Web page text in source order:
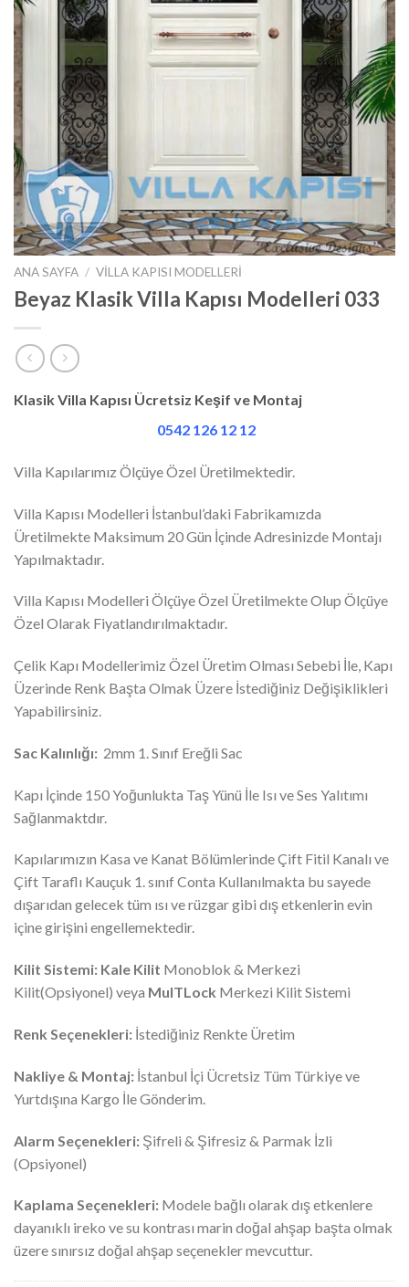
ANA SAYFA / VILLA KAPISI MODELLERI
Beyaz Klasik Villa Kapısı Modelleri 033
Klasik Villa Kapısı Ücretsiz Keşif ve Montaj
0542 126 12 12
Villa Kapılarımız Ölçüye Özel Üretilmektedir.
Villa Kapısı Modelleri İstanbul’daki Fabrikamızda
Üretilmekte Maksimum 20 Gün İçinde Adresinizde Montajı
Yapılmaktadır.
Villa Kapısı Modelleri Ölçüye Özel Üretilmekte Olup Ölçüye
Özel Olarak Fiyatlandırılmaktadır.
Çelik Kapı Modellerimiz Özel Üretim Olması Sebebi İle, Kapı
Üzerinde Renk Başta Olmak Üzere İstediğiniz Değişiklikleri
Yapabilirsiniz.
Sac Kalınlığı: 2mm 1. Sınıf Ereğli Sac
Kapı İçinde 150 Yoğunlukta Taş Yünü İle Isı ve Ses Yalıtımı
Sağlanmaktdır.
Kapılarımızın Kasa ve Kanat Bölümlerinde Çift Fitil Kanalı ve
Çift Taraflı Kauçuk 1. sınıf Conta Kullanılmakta bu sayede
dışarıdan gelecek tüm ısı ve rüzgar gibi dış etkenlerin evin
içine girişini engellemektedir.
Kilit Sistemi: Kale Kilit Monoblok & Merkezi
Kilit(Opsiyonel) veya MulTLock Merkezi Kilit Sistemi
Renk Seçenekleri: İstediğiniz Renkte Üretim
Nakliye & Montaj: İstanbul İçi Ücretsiz Tüm Türkiye ve
Yurtdışına Kargo İle Gönderim.
Alarm Seçenekleri: Şifreli & Şifresiz & Parmak İzli
(Opsiyonel)
Kaplama Seçenekleri: Modele bağlı olarak dış etkenlere
dayanıklı ireko ve su kontrası marin doğal ahşap başta olmak
üzere sınırsız doğal ahşap seçenekler mevcuttur.